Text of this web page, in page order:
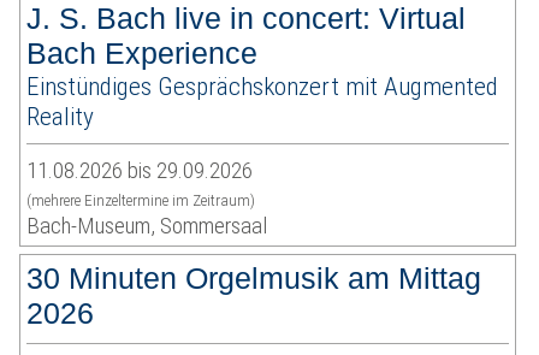
J. S. Bach live in concert: Virtual
Bach Experience
Einstündiges Gesprächskonzert mit Augmented
Reality
11.08.2026 bis 29.09.2026
(mehrere Einzeltermine im Zeitraum)
Bach-Museum, Sommersaal
30 Minuten Orgelmusik am Mittag
2026